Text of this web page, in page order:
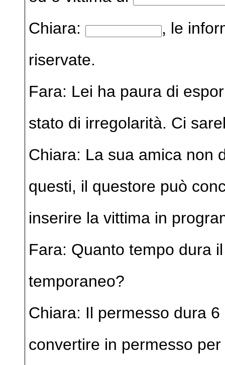
Chiara:
, le
riservate.
Fara: Lei ha paura di
stato di irregolarità. Ci
Chiara: La sua amica non
questi, il questore può
inserire la vittima in
Fara: Quanto tempo dura
temporaneo?
Chiara: Il permesso dura
convertire in permesso